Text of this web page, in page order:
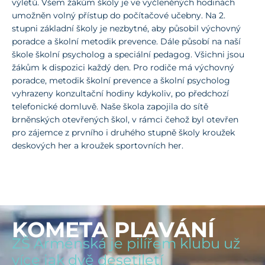
výletů. Všem žákům školy je ve vyčleněných hodinách
umožněn volný přístup do počítačové učebny. Na 2.
stupni základní školy je nezbytné, aby působil výchovný
poradce a školní metodik prevence. Dále působí na naší
škole školní psycholog a speciální pedagog. Všichni jsou
žákům k dispozici každý den. Pro rodiče má výchovný
poradce, metodik školní prevence a školní psycholog
vyhrazeny konzultační hodiny kdykoliv, po předchozí
telefonické domluvě. Naše škola zapojila do sítě
brněnských otevřených škol, v rámci čehož byl otevřen
pro zájemce z prvního i druhého stupně školy kroužek
deskových her a kroužek sportovních her.
KOMETA PLAVÁNÍ
ZŠ Arménská je pilířem klubu už
více jak dvě desetiletí